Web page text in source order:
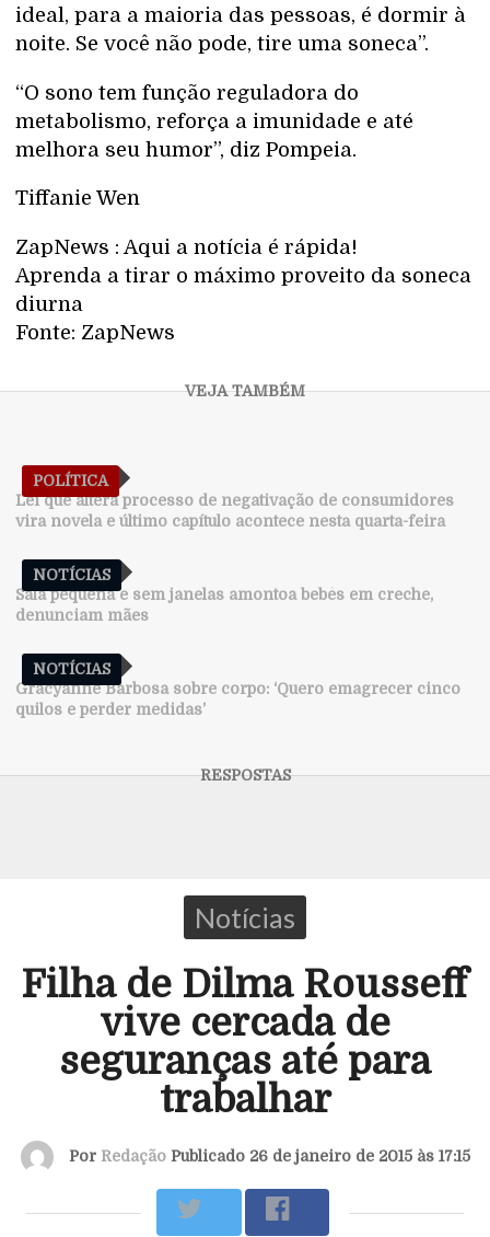
ideal, para a maioria das pessoas, é dormir à
noite. Se você não pode, tire uma soneca”.
“O sono tem função reguladora do
metabolismo, reforça a imunidade e até
melhora seu humor”, diz Pompeia.
Tiffanie Wen
ZapNews : Aqui a notícia é rápida!
Aprenda a tirar o máximo proveito da soneca
diurna
Fonte: ZapNews
POLÍTICA
Lei que altera processo de negativação de consumidores
vira novela e último capítulo acontece nesta quarta-feira
NOTÍCIAS
Sala pequena e sem janelas amontoa bebês em creche,
denunciam mães
NOTÍCIAS
Gracyanne Barbosa sobre corpo: ‘Quero emagrecer cinco
quilos e perder medidas’
Notícias
Filha de Dilma Rousseff
vive cercada de
seguranças até para
trabalhar
Por RedaçãoPublicado 26 de janeiro de 2015 às 17:15